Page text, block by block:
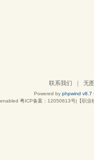
联系我们 无
Powered by phpwind v8.7
粤ICP备案：12050613号|【职业